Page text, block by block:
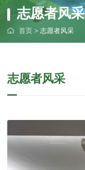
志愿者风采
首页 > 志愿者风采
志愿者风采